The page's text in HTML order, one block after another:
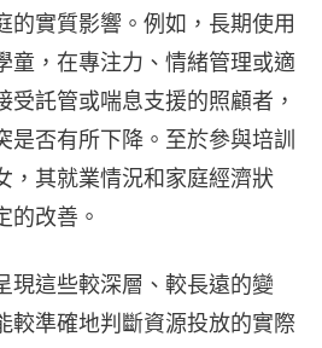
的實質影響。例如，長期使用
童，在專注力、情緒管理或適
受託管或喘息支援的照顧者，
是否有所下降。至於參與培訓
，其就業情況和家庭經濟狀
的改善。
現這些較深層、較長遠的變
較準確地判斷資源投放的實際